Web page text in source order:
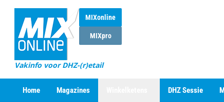
MIXonline
MIXpro
Vakinfo voor DHZ-(r)etail
Home Magazines DHZ Sessie